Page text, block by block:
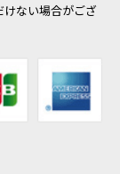
ない場合がござ